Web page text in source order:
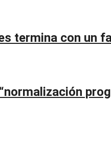
termina con un